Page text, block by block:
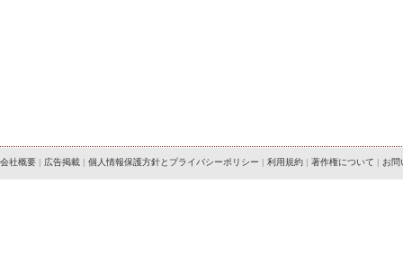
会社概要 | 広告掲載 | 個人情報保護方針とプライバシーポリシー | 利用規約 | 著作権について | お問